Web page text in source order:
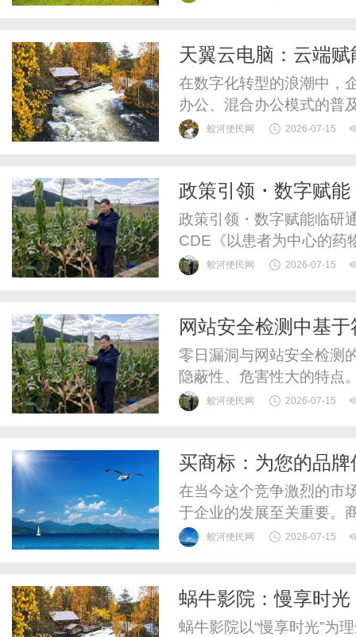
天翼云电脑：云端
在数字化转型的浪潮中，
办公、混合办公模式的普
营的关键需求。与此同时
问题提供了系统性解决方
蛟河便民网 2026-07-15
政策引领・数字赋
政策引领・数字赋能临研
CDE《以患者为中心的药
字化与患者体验深度融合
升级，打通临床研究全流
蛟河便民网 2026-07-15
网站安全检测中基
零日漏洞自动化验证
零日漏洞与网站安全检测
隐蔽性、危害性大的特点
此没有相应的补丁进行修
通过注入恶意代码，控制
蛟河便民网 2026-07-15
买商标：为您的品
在当今这个竞争激烈的市
于企业的发展至关重要。
象、信誉以及消费者对产
与消费者之间的重要联系
蛟河便民网 2026-07-15
蜗牛影院：慢享时
蜗牛影院以“慢享时光”为